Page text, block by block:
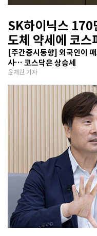
SK하이닉스
도체 약세에 코스
[주간증시동향] 외국인이
사… 코스닥은 상승세
윤채원 기자